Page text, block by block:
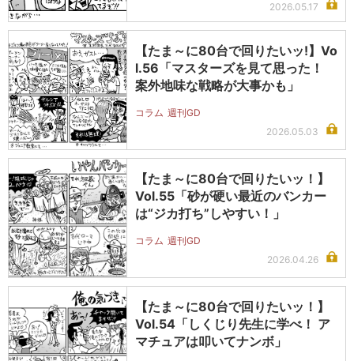
2026.05.17
【たま～に80台で回りたいッ!】Vo
l.56「マスターズを見て思った！
案外地味な戦略が大事かも」
コラム 週刊GD
2026.05.03
【たま～に80台で回りたいッ！】
Vol.55「砂が硬い最近のバンカー
は“ジカ打ち”しやすい！」
コラム 週刊GD
2026.04.26
【たま～に80台で回りたいッ！】
Vol.54「しくじり先生に学べ！ ア
マチュアは叩いてナンボ」